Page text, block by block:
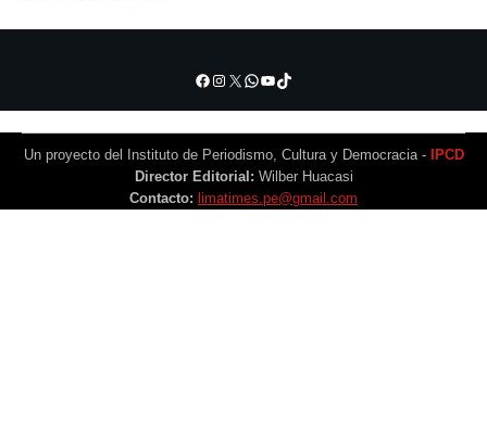
Facebook
Instagram
X WhatsApp
YouTube
TikTok
Un proyecto del Instituto de Periodismo, Cultura y Democracia - IPCD
Director Editorial: Wilber Huacasi
Contacto: limatimes.pe@gmail.com